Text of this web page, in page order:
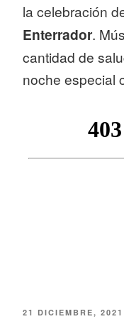
la celebración
Enterrador.
cantidad de
noche especial
PUBLICADO
21 DICIEMBRE, 2021